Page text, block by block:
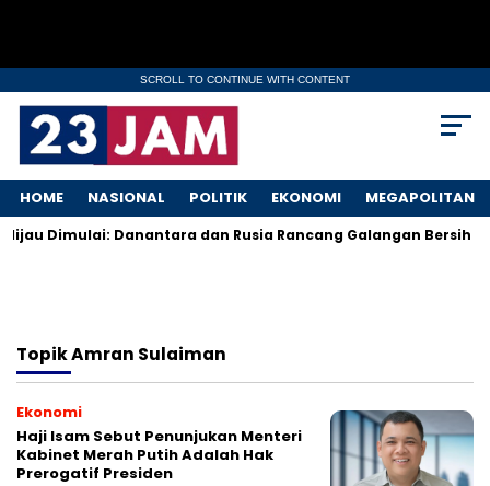
SCROLL TO CONTINUE WITH CONTENT
HOME NASIONAL POLITIK EKONOMI MEGAPOLITAN
Dimulai: Danantara dan Rusia Rancang Galangan Bersih
TopikAmran Sulaiman
Ekonomi
Haji Isam Sebut Penunjukan Menteri
Kabinet Merah Putih Adalah Hak
Prerogatif Presiden